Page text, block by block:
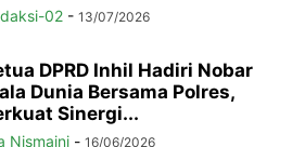
02 - 13/07/2026
DPRD Inhil Hadiri Nobar
Dunia Bersama Polres,
Sinergi...
Nismaini - 16/06/2026